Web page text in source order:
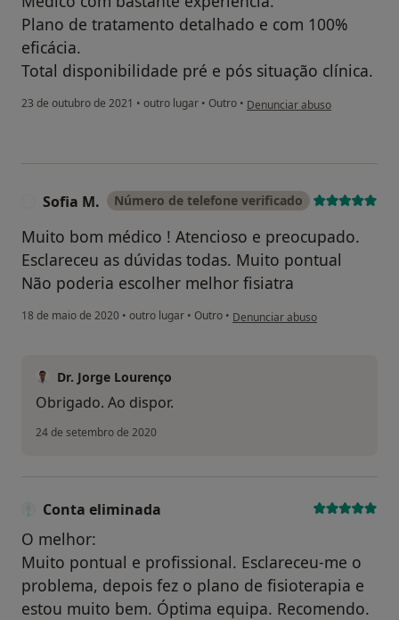
Plano de tratamento detalhado e com 100%
eficácia.
Total disponibilidade pré e pós situação clínica.
23 de outubro de 2021 • outro lugar • Outro • na opinião do utilizador Pedro
Denunciar abuso
Sofia M. Número de telefone verificado
Muito bom médico ! Atencioso e preocupado.
Esclareceu as dúvidas todas. Muito pontual
Não poderia escolher melhor fisiatra
18 de maio de 2020 • outro lugar • Outro • na opinião do utilizador Sofia M.
Denunciar abuso
Dr. Jorge Lourenço
Obrigado. Ao dispor.
24 de setembro de 2020
Conta eliminada
O melhor:
Muito pontual e profissional. Esclareceu-me o
problema, depois fez o plano de fisioterapia e
estou muito bem. Óptima equipa. Recomendo.